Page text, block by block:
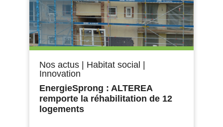
Nos actus Habitat social
Innovation
EnergieSprong : ALTEREA
remporte la réhabilitation de 12
logements